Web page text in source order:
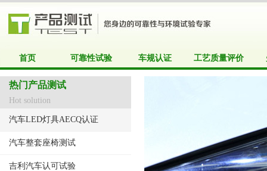
首页 可靠性试验 车规认证 工艺质量评价
热门产品测试
Hot solution
汽车LED灯具AECQ认证
汽车整套座椅测试
吉利汽车认可试验